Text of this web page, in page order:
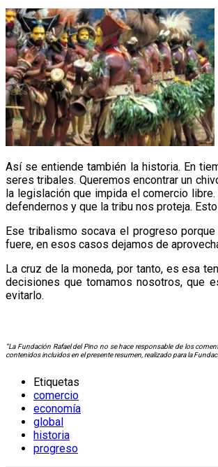
Así se entiende también la historia. En
seres tribales. Queremos encontrar un
la legislación que impida el comercio
defendernos y que la tribu nos proteja.
Ese tribalismo socava el progreso
fuere, en esos casos dejamos de
La cruz de la moneda, por tanto, es esa
decisiones que tomamos nosotros, que
evitarlo.
“La Fundación Rafael del Pino no se hace responsable de los
contenidos incluidos en el presente resumen, realizado para la
Etiquetas
comercio
economía
global
historia
progreso